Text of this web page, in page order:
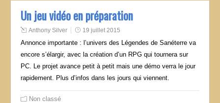
Un jeu vidéo en préparation
Anthony Silver 19 juillet 2015
Annonce importante : l’univers des Légendes de Sanéterre va
encore s’élargir, avec la création d’un RPG qui tournera sur
PC. Le projet avance petit à petit mais une démo verra le jour
rapidement. Plus d’infos dans les jours qui viennent.
Non classé